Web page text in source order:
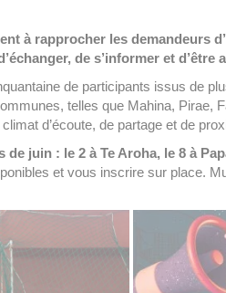
à rapprocher les demandeurs
de s’informer et d’être
de participants issus de
telles que Mahina,
d’écoute, de partage et de
juin : le 2 à Te Aroha, le 8 à
et vous inscrire sur place.